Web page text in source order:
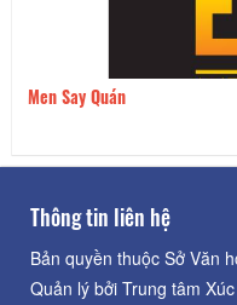
Men Say Quán
Thông tin liên hệ
Bản quyền thuộc Sở Văn
Quản lý bởi Trung tâm